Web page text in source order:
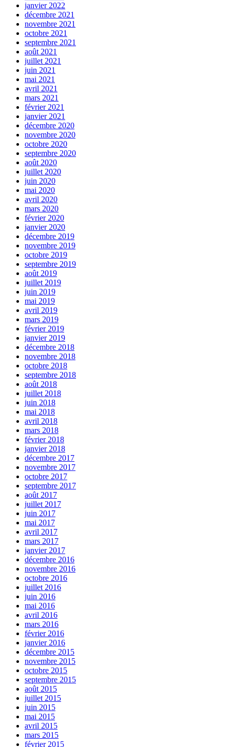
janvier 2022
décembre 2021
novembre 2021
octobre 2021
septembre 2021
août 2021
juillet 2021
juin 2021
mai 2021
avril 2021
mars 2021
février 2021
janvier 2021
décembre 2020
novembre 2020
octobre 2020
septembre 2020
août 2020
juillet 2020
juin 2020
mai 2020
avril 2020
mars 2020
février 2020
janvier 2020
décembre 2019
novembre 2019
octobre 2019
septembre 2019
août 2019
juillet 2019
juin 2019
mai 2019
avril 2019
mars 2019
février 2019
janvier 2019
décembre 2018
novembre 2018
octobre 2018
septembre 2018
août 2018
juillet 2018
juin 2018
mai 2018
avril 2018
mars 2018
février 2018
janvier 2018
décembre 2017
novembre 2017
octobre 2017
septembre 2017
août 2017
juillet 2017
juin 2017
mai 2017
avril 2017
mars 2017
janvier 2017
décembre 2016
novembre 2016
octobre 2016
juillet 2016
juin 2016
mai 2016
avril 2016
mars 2016
février 2016
janvier 2016
décembre 2015
novembre 2015
octobre 2015
septembre 2015
août 2015
juillet 2015
juin 2015
mai 2015
avril 2015
mars 2015
février 2015